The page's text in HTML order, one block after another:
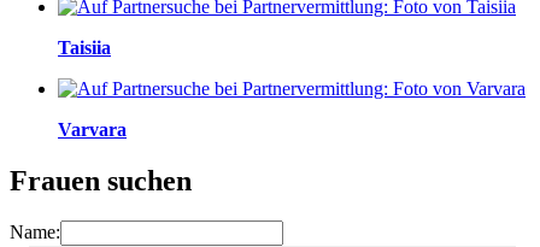
Taisiia
Varvara
Frauen suchen
Name: